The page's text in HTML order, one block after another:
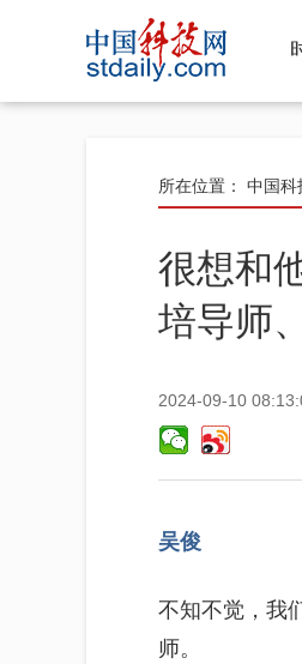
所在位置： 中国科
很想和
培导师
2024-09-10
吴俊
不知不觉，我
师。